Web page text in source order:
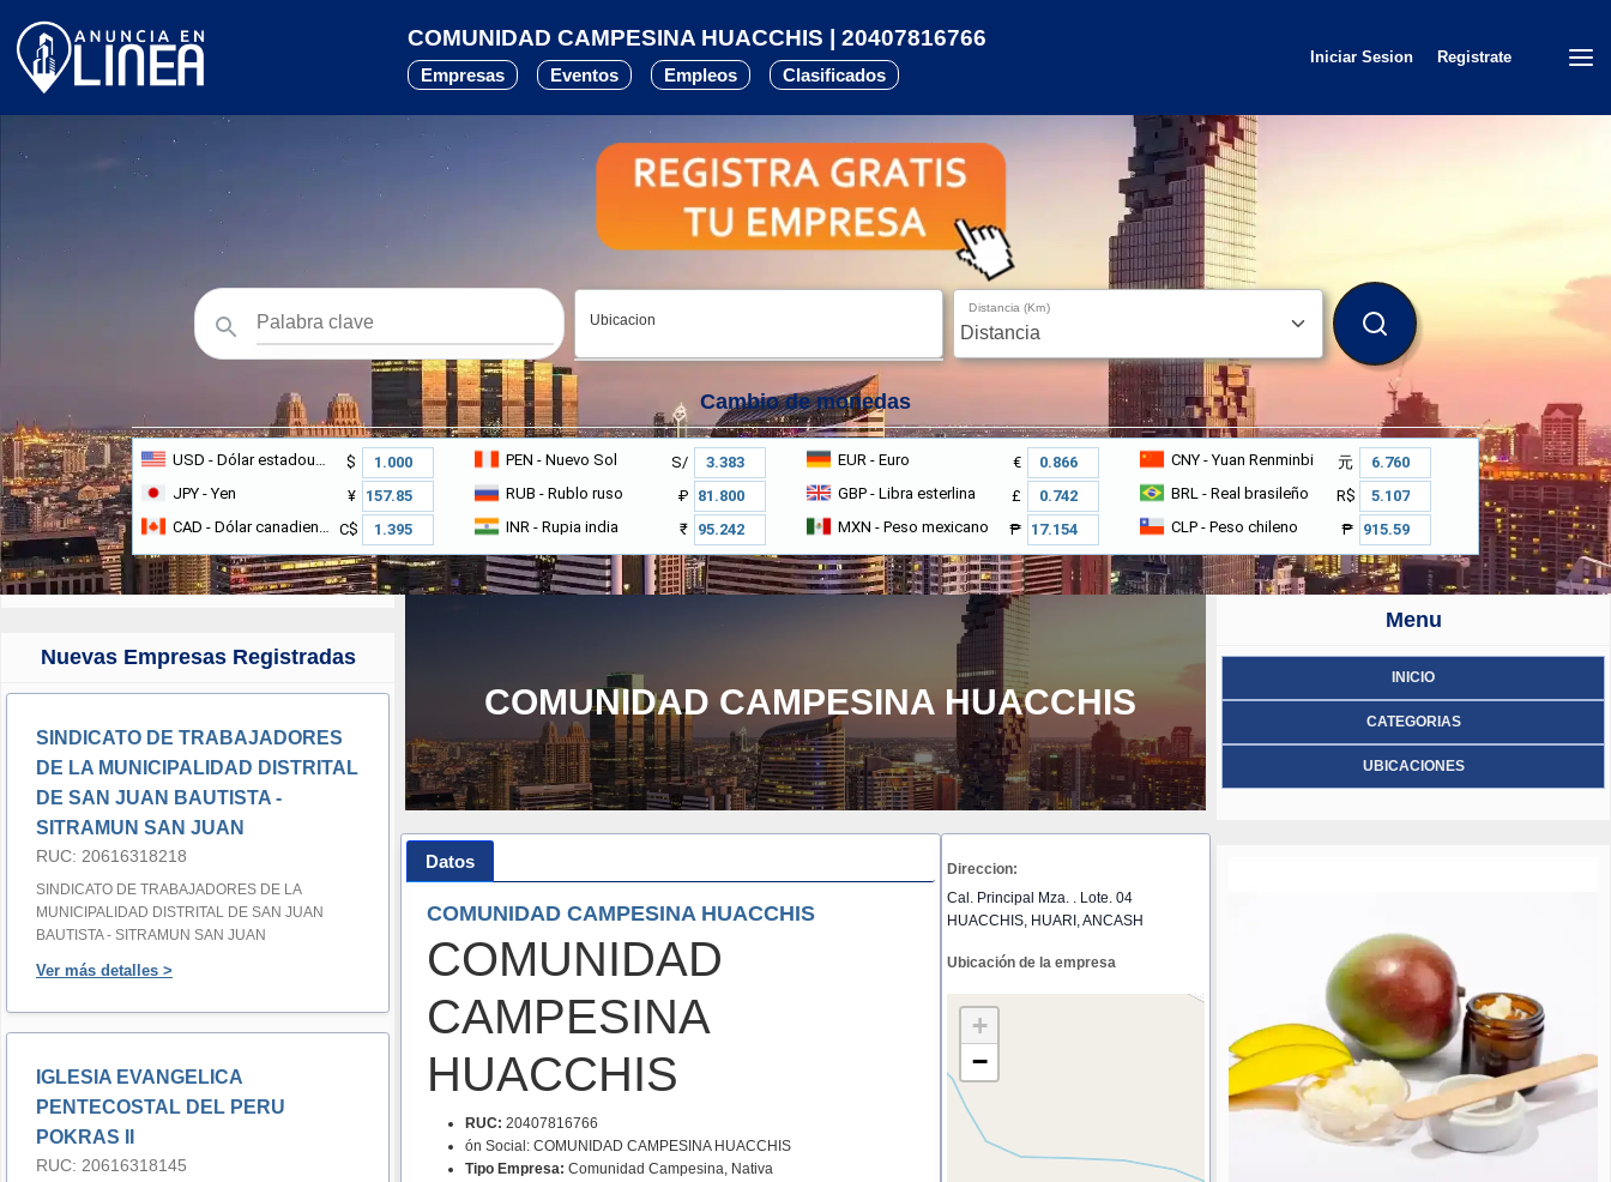
COMUNIDAD CAMPESINA HUACCHIS | 20407816766
Empresas Eventos Empleos Clasificados
Iniciar Sesion Registrate
Ubicacion
Distancia (Km)
BUSCAR
Cambio de monedas
USD - Dólar estadounidense $ PEN - Nuevo Sol S/ EUR - Euro € CNY- Yuan Renminbi
元
JPY - Yen ¥ RUB - Rublo ruso ₽ GBP - Libra esterlina £ BRL - Real brasileño
R$
CAD - Dólar canadiense C$ INR - Rupia india ₹ MXN - Peso mexicano ₱ CLP- Peso chileno ₱
Nuevas Empresas Registradas
SINDICATO DE TRABAJADORES
DE LA MUNICIPALIDAD DISTRITAL
DE SAN JUAN BAUTISTA -
SITRAMUN SAN JUAN
RUC: 20616318218
SINDICATO DE TRABAJADORES DE LA
MUNICIPALIDAD DISTRITAL DE SAN JUAN
BAUTISTA - SITRAMUN SAN JUAN
Ver más detalles >
IGLESIA EVANGELICA
PENTECOSTAL DEL PERU
POKRAS II
RUC: 20616318145
COMUNIDAD CAMPESINA HUACCHIS
Datos
COMUNIDAD CAMPESINA HUACCHIS
COMUNIDAD
CAMPESINA
HUACCHIS
RUC: 20407816766
ón Social: COMUNIDAD CAMPESINA HUACCHIS
Tipo Empresa: Comunidad Campesina, Nativa
Direccion:
Cal. Principal Mza. . Lote. 04
HUACCHIS, HUARI, ANCASH
Ubicación de la empresa
+
−
Menu
INICIO
CATEGORIAS
UBICACIONES